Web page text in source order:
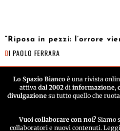
“Riposa in pezzi: l’orrore
DI PAOLO FERRARA
Lo Spazio Biancoè una rivista
attiva dal 2002 di informazione,
divulgazione su tutto quello che
Vuoi collaborare con noi? Siamo
collaboratori e nuovi contenuti. Leggi